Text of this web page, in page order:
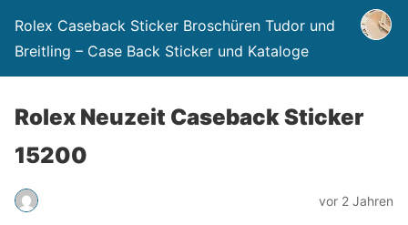
Rolex Caseback Sticker Broschüren Tudor und
Breitling – Case Back Sticker und Kataloge
Rolex Neuzeit Caseback Sticker
15200
vor 2 Jahren